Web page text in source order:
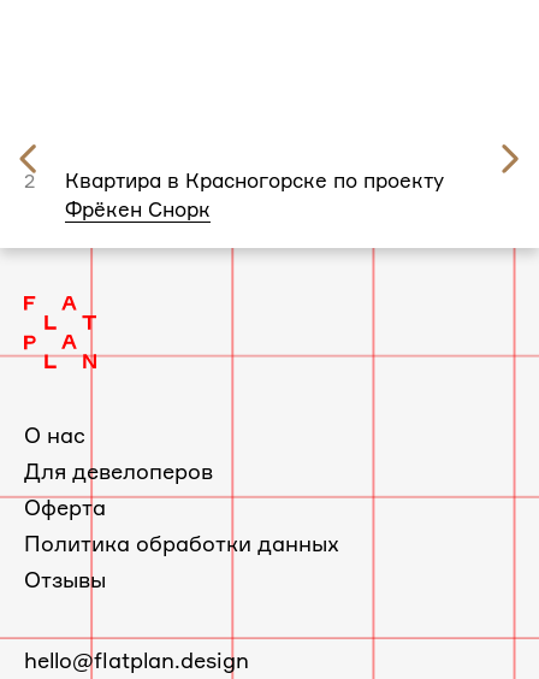
2
Квартира в Красногорске по проекту
Фрёкен Снорк
слайд
О нас
Для девелоперов
Оферта
Политика обработки данных
Отзывы
E-
hello@flatplan.design